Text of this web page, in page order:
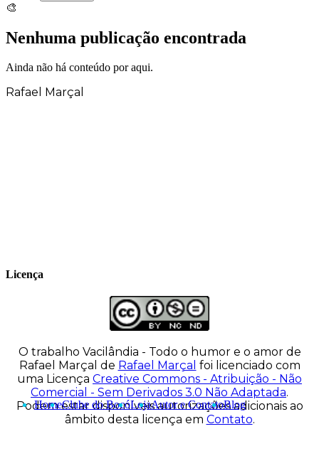
🎨
Nenhuma publicação encontrada
Ainda não há conteúdo por aqui.
Rafael Marçal
Licença
O trabalho Vacilândia - Todo o humor e o amor de
Rafael Marçal de Rafael Marçal foi licenciado com
uma Licença Creative Commons - Atribuição - Não
Comercial - Sem Derivados 3.0 Não Adaptada.
Podem estar disponíveis autorizações adicionais ao
âmbito desta licença em Contato.
HomeClube do BocóLojaAutor e ContatoBlog